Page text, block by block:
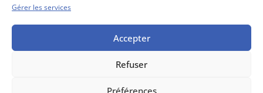
Gérer les services
Accepter
Refuser
Préférences
Conseils boursiers depuis 1952
Propos Utiles est
une publication
Conditions générales de vente